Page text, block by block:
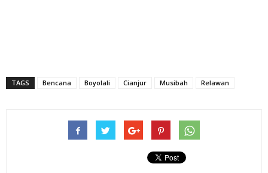
TAGS Bencana Boyolali Cianjur Musibah Relawan